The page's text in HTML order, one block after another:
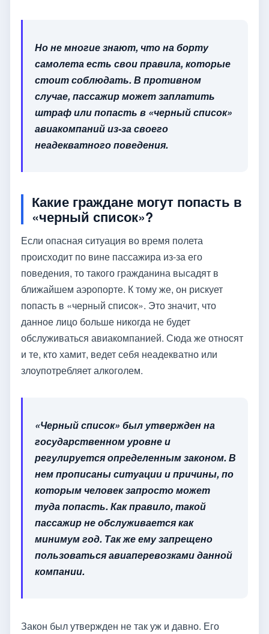
Но не многие знают, что на борту
самолета есть свои правила, которые
стоит соблюдать. В противном
случае, пассажир может заплатить
штраф или попасть в «черный список»
авиакомпаний из-за своего
неадекватного поведения.
Какие граждане могут попасть в
«черный список»?
Если опасная ситуация во время полета
происходит по вине пассажира из-за его
поведения, то такого гражданина высадят в
ближайшем аэропорте. К тому же, он рискует
попасть в «черный список». Это значит, что
данное лицо больше никогда не будет
обслуживаться авиакомпанией. Сюда же относят
и те, кто хамит, ведет себя неадекватно или
злоупотребляет алкоголем.
«Черный список» был утвержден на
государственном уровне и
регулируется определенным законом. В
нем прописаны ситуации и причины, по
которым человек запросто может
туда попасть. Как правило, такой
пассажир не обслуживается как
минимум год. Так же ему запрещено
пользоваться авиаперевозками данной
компании.
Закон был утвержден не так уж и давно. Его